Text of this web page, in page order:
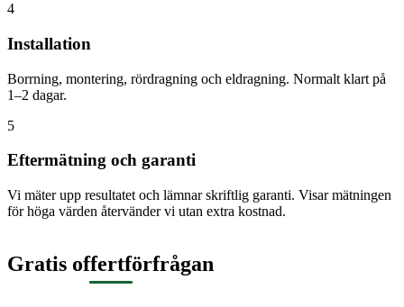
4
Installation
Borrning, montering, rördragning och eldragning. Normalt klart på
1–2 dagar.
5
Eftermätning och garanti
Vi mäter upp resultatet och lämnar skriftlig garanti. Visar mätningen
för höga värden återvänder vi utan extra kostnad.
Gratis offertförfrågan